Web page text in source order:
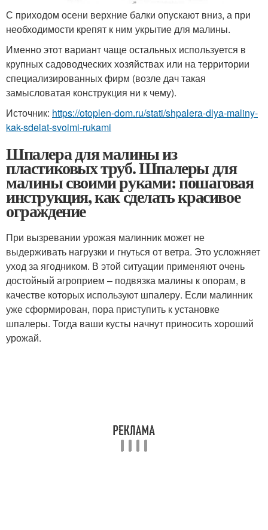
С приходом осени верхние балки опускают вниз, а при
необходимости крепят к ним укрытие для малины.
Именно этот вариант чаще остальных используется в
крупных садоводческих хозяйствах или на территории
специализированных фирм (возле дач такая
замысловатая конструкция ни к чему).
Источник: https://otoplen-dom.ru/stati/shpalera-dlya-maliny-
kak-sdelat-svoimi-rukami
Шпалера для малины из
пластиковых труб. Шпалеры для
малины своими руками: пошаговая
инструкция, как сделать красивое
ограждение
При вызревании урожая малинник может не
выдерживать нагрузки и гнуться от ветра. Это усложняет
уход за ягодником. В этой ситуации применяют очень
достойный агроприем – подвязка малины к опорам, в
качестве которых используют шпалеру. Если малинник
уже сформирован, пора приступить к установке
шпалеры. Тогда ваши кусты начнут приносить хороший
урожай.